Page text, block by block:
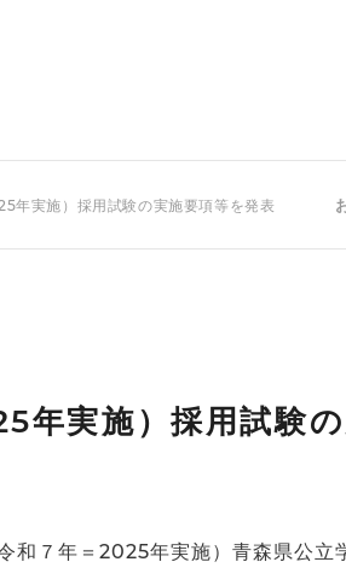
実施）採用試験の実施要項等を発表
実施）採用試験
７年＝2025年実施）青森県公立